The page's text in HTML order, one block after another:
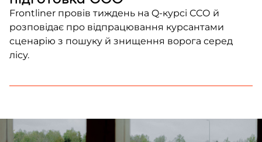
Frontliner провів тиждень на Q-курсі ССО й
розповідає про відпрацювання курсантами
сценарію з пошуку й знищення ворога серед
лісу.